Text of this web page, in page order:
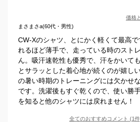
価格
まさまさa(60代・男性)
CW-Xのシャツ、とにかく軽くて最高
れるほど薄手で、走っている時のスト
ん。吸汗速乾性も優秀で、汗をかいて
とサラッとした着心地が続くのが嬉し
の暑い時期のトレーニングには欠かせ
です。洗濯後もすぐ乾くので、使い勝
を知ると他のシャツには戻れません！
全てのおすすめコメント (1